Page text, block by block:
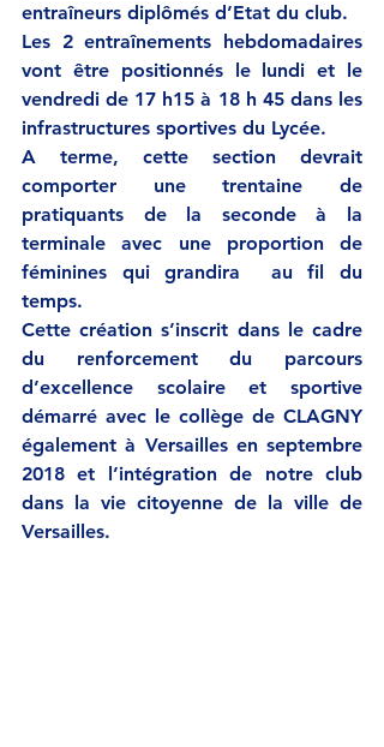
entraîneurs diplômés d’Etat du club.
Les 2 entraînements hebdomadaires
vont être positionnés le lundi et le
vendredi de 17 h15 à 18 h 45 dans les
infrastructures sportives du Lycée.
A terme, cette section devrait
comporter une trentaine de
pratiquants de la seconde à la
terminale avec une proportion de
féminines qui grandira  au fil du
temps.
Cette création s’inscrit dans le cadre
du renforcement du parcours
d’excellence scolaire et sportive
démarré avec le collège de CLAGNY
également à Versailles en septembre
2018 et l’intégration de notre club
dans la vie citoyenne de la ville de
Versailles.